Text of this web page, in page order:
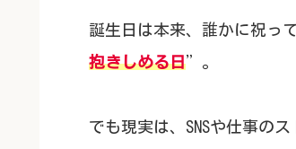
誕生日は本来、誰かに祝っ
抱きしめる日”。
でも現実は、SNSや仕事の